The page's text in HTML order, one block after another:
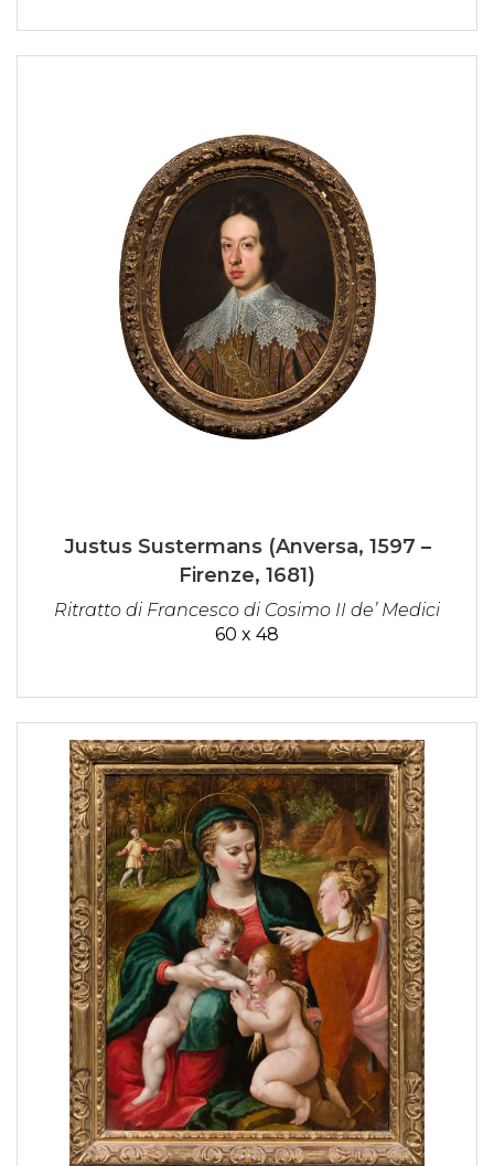
Justus Sustermans (Anversa, 1597 –
Firenze, 1681)
Ritratto di Francesco di Cosimo II de’ Medici
60 x 48